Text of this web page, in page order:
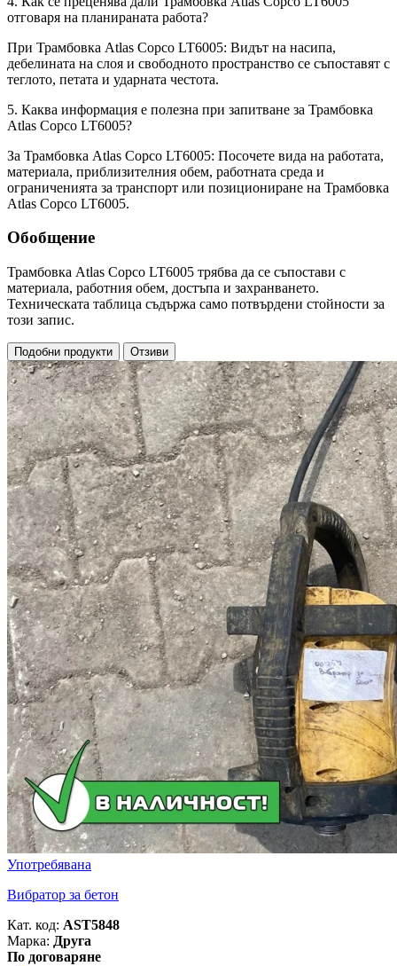
отговаря на планираната работа?
При Трамбовка Atlas Copco LT6005: Видът на насипа,
дебелината на слоя и свободното пространство се съпоставят с
теглото, петата и ударната честота.
5. Каква информация е полезна при запитване за Трамбовка
Atlas Copco LT6005?
За Трамбовка Atlas Copco LT6005: Посочете вида на работата,
материала, приблизителния обем, работната среда и
ограниченията за транспорт или позициониране на Трамбовка
Atlas Copco LT6005.
Обобщение
Трамбовка Atlas Copco LT6005 трябва да се съпостави с
материала, работния обем, достъпа и захранването.
Техническата таблица съдържа само потвърдени стойности за
този запис.
Подобни продукти Отзиви
Употребявана
Вибратор за бетон
Кат. код: AST5848
Марка: Друга
По договаряне